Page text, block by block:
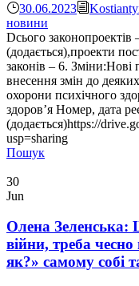
30.06.2023
новини
Dсього законопроектів
(додається),проекти
законів – 6.
внесення змін до
охорони психічного
здоров’я Номер, дата
(додається)https://
usp=sharing
Пошук
30
Jun
Олена Зеленська:
війни, треба
як?» самому собі